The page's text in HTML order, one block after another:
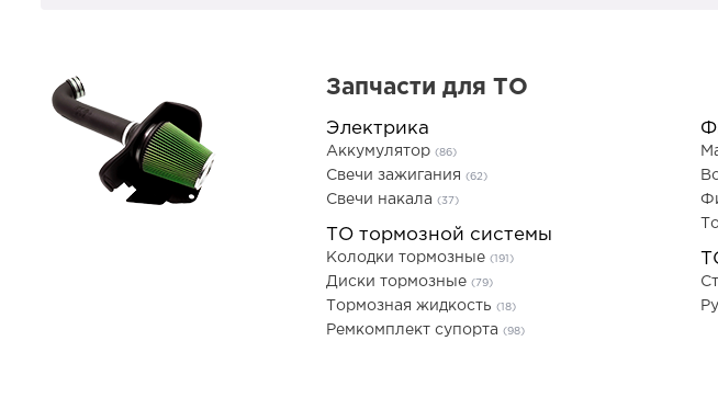
Запчасти для ТО
Электрика
Аккумулятор (86)
Свечи зажигания (62)
Свечи накала (37)
ТО тормозной системы
Колодки тормозные (191)
Диски тормозные (79)
Тормозная жидкость (18)
Ремкомплект супорта (98)